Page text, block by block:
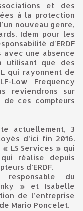
et des
à la protection
nouveau genre,
Idem pour les
d'ERDF
avec une absence
utilisant que des
qui rayonnent de
Low Frequency
reviendrons sur
de ces compteurs
actuellement, 3
d’ici fin 2016.
« LS Services » qui
réalise depuis
d’ERDF.
responsable du
» et Isabelle
de l’entreprise
Mario Poncelet.